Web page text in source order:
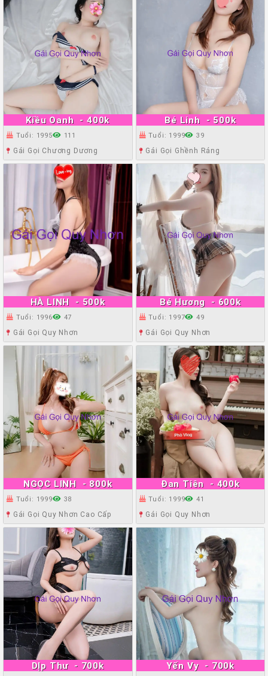
Kiều Oanh - 400k
Tuổi: 1995 111
Gái Gọi Chương Dương
Bé Linh - 500k
Tuổi: 1999 39
Gái Gọi Ghềnh Ráng
HÀ LINH - 500k
Tuổi: 1996 47
Gái Gọi Quy Nhơn
Bé Hương - 600k
Tuổi: 1997 49
Gái Gọi Quy Nhơn
NGỌC LINH - 800k
Tuổi: 1999 38
Gái Gọi Quy Nhơn Cao Cấp
Đan Tiên - 400k
Tuổi: 1999 41
Gái Gọi Quy Nhơn
DỊp Thư - 700k Yến Vy - 700k